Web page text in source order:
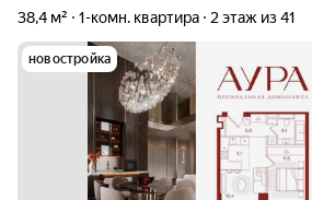
38,4 м²
1-комн. квартира 2 этаж из 41
новостройка